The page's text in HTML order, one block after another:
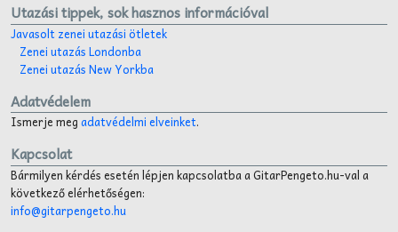
Utazási tippek, sok hasznos információval
Javasolt zenei utazási ötletek
Zenei utazás Londonba
Zenei utazás New Yorkba
Adatvédelem
Ismerje megadatvédelmi elveinket.
Kapcsolat
Bármilyen kérdés esetén lépjen kapcsolatba a GitarPengeto.hu-val a
következő elérhetőségen:
info@gitarpengeto.hu